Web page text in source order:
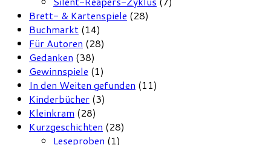
Brett- & Kartenspiele (28)
Buchmarkt (14)
Für Autoren (28)
Gedanken (38)
Gewinnspiele (1)
In den Weiten gefunden (11)
Kinderbücher (3)
Kleinkram (28)
Kurzgeschichten (28)
Leseproben (1)